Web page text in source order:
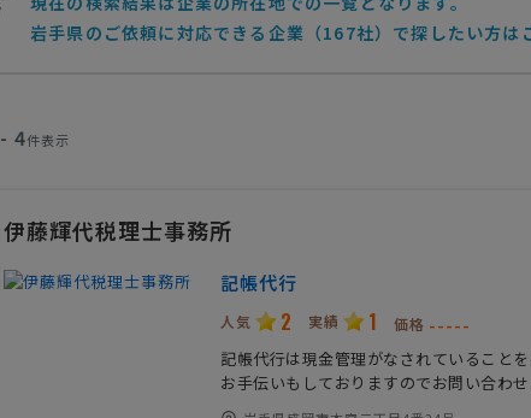
岩手県のご依頼に対応できる企業（167社）で探したい方は
4件表示
伊藤輝代税理士事務所
記帳代行
人気 2 実績 1 価格 -----
記帳代行は現金管理がなされていること
お手伝いもしておりますのでお問い合わせ